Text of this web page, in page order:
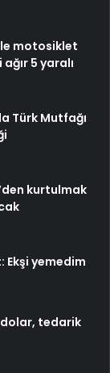
motosiklet
5 yaralı
Türk Mutfağı
kurtulmak
Ekşi yemedim
tedarik